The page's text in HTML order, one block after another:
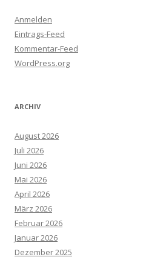
Anmelden
Eintrags-Feed
Kommentar-Feed
WordPress.org
ARCHIV
August 2026
Juli 2026
Juni 2026
Mai 2026
April 2026
März 2026
Februar 2026
Januar 2026
Dezember 2025